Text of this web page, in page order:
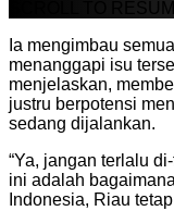
SCROLL TO
Ia mengimbau
menanggapi isu
menjelaskan,
justru berpotensi
sedang dijalankan.
“Ya, jangan terlalu
ini adalah
Indonesia, Riau